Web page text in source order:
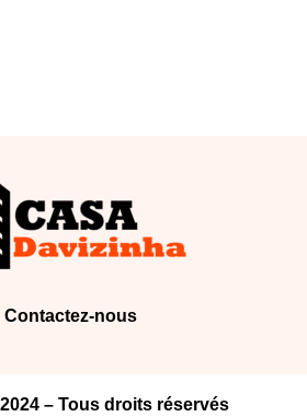
Contactez-nous
– Tous droits réservés